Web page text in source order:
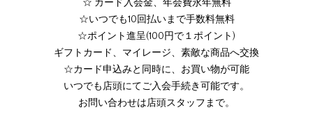
☆ カード入会金、年会費永年無料
☆いつでも10回払いまで手数料無料
☆ポイント進呈(100円で１ポイント)
ギフトカード、マイレージ、素敵な商品へ交換
☆カード申込みと同時に、お買い物が可能
いつでも店頭にてご入会手続き可能です。
お問い合わせは店頭スタッフまで。